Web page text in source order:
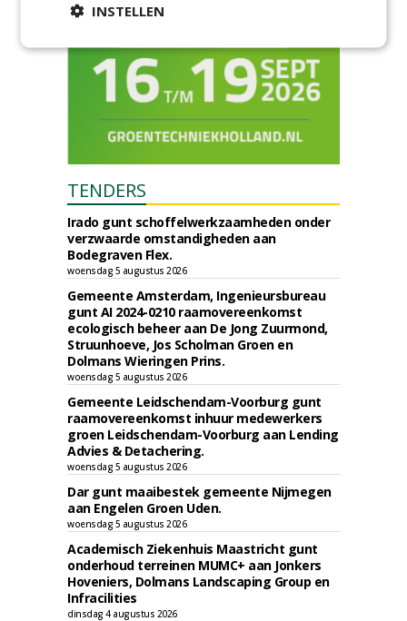
TENDERS
Irado gunt schoffelwerkzaamheden onder
verzwaarde omstandigheden aan
Bodegraven Flex.
woensdag 5 augustus 2026
Gemeente Amsterdam, Ingenieursbureau
gunt AI 2024-0210 raamovereenkomst
ecologisch beheer aan De Jong Zuurmond,
Struunhoeve, Jos Scholman Groen en
Dolmans Wieringen Prins.
woensdag 5 augustus 2026
Gemeente Leidschendam-Voorburg gunt
raamovereenkomst inhuur medewerkers
groen Leidschendam-Voorburg aan Lending
Advies & Detachering.
woensdag 5 augustus 2026
Dar gunt maaibestek gemeente Nijmegen
aan Engelen Groen Uden.
woensdag 5 augustus 2026
Academisch Ziekenhuis Maastricht gunt
onderhoud terreinen MUMC+ aan Jonkers
Hoveniers, Dolmans Landscaping Group en
Infracilities
dinsdag 4 augustus 2026
INSTELLEN